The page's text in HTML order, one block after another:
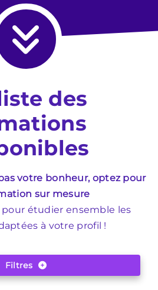
des
votre bonheur, optez pour
sur mesure
étudier ensemble les
à votre profil !
Filtres